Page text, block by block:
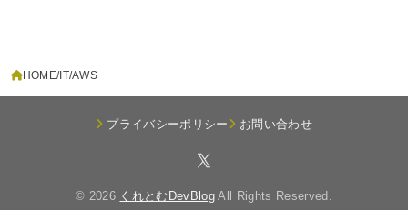
HOME AWS
プライバシーポリシー お問い合わせ
© 2026 くれとむDevBlog All Rights Reserved.